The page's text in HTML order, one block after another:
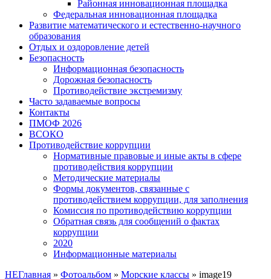
Районная инновационная площадка
Федеральная инновационная площадка
Развитие математического и естественно-научного
образования
Отдых и оздоровление детей
Безопасность
Информационная безопасность
Дорожная безопасность
Противодействие экстремизму
Часто задаваемые вопросы
Контакты
ПМОФ 2026
ВСОКО
Противодействие коррупции
Нормативные правовые и иные акты в сфере
противодействия коррупции
Методические материалы
Формы документов, связанные с
противодействием коррупции, для заполнения
Комиссия по противодействию коррупции
Обратная связь для сообщений о фактах
коррупции
2020
Информационные материалы
НЕГлавная » Фотоальбом » Морские классы » image19